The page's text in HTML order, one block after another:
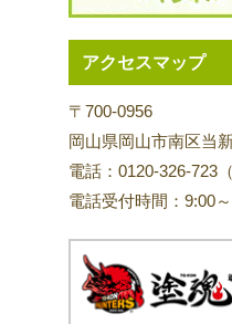
アクセスマップ
〒700-0956
岡山県岡山市南区当
電話：0120-326-723
電話受付時間：9:00